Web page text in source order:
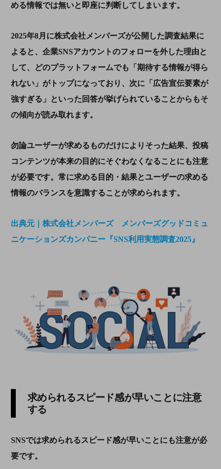
める情報では無いと即座に判断してしまいます。
2025年8月に株式会社メンバーズが公開した調査結果に
よると、企業SNSアカウントのフォローを外した理由と
して、どのプラットフォームでも 「期待する情報が得ら
れない」 がトップになっており、次に 「広告宣伝要素が
強すぎる 」といった回答が挙げられていることからもそ
の傾向が読み取れます。
勿論ユーザーが求めるものだけによりそった結果、投稿
コンテンツが本来の目的にそぐわなくなることにも注意
が必要です。常に求める目的・結果とユーザーの求める
情報のバランスを意識することが求められます。
出典元｜株式会社メンバーズ メンバーズグッドコミュ
ニケーションズカンパニー『SNS利用実態調査2025』
求められるスピード感が早いことに注意
する
SNSでは求められるスピード感が早いことにも注意が必
要です。